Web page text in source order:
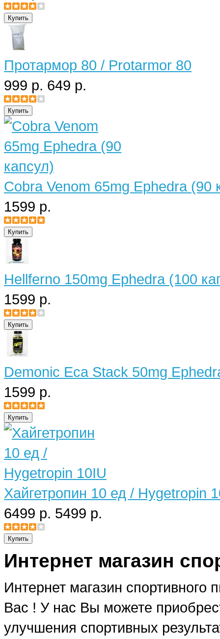
Протармор 80 / Protarmor 80
999 р. 649 р.
Cobra Venom 65mg Ephedra (90
1599 р.
Hellferno 150mg Ephedra (100
1599 р.
Demonic Eca Stack 50mg
1599 р.
Хайгетропин 10 ед / Hygetropin
6499 р. 5499 р.
Интернет магазин
Интернет магазин спортивного
Вас ! У нас Вы можете
улучшения спортивных